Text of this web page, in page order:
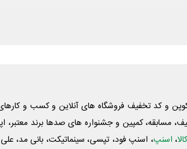
و کد تخفیف فروشگاه های آنلاین و کسب و‌
مسابقه، کمپین و جشنواره های صدها برند معتبر،
، اسنپ، اسنپ فود، تپسی، سینماتیکت، بانی مد، علی‌